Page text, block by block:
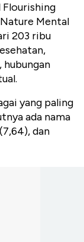
Flourishing
Mental
203 ribu
hubungan
yang paling
ada nama
dan